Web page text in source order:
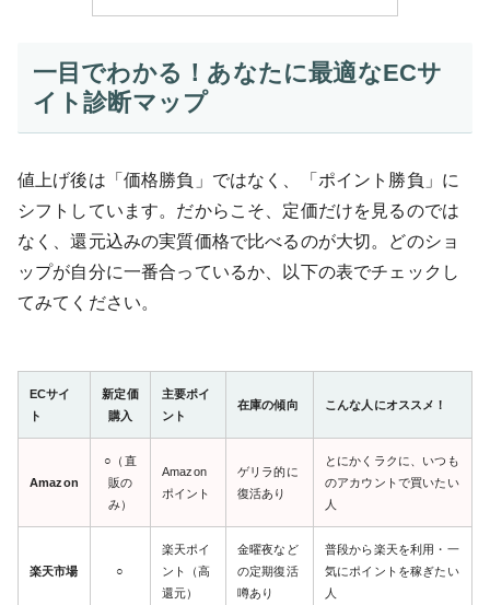
一目でわかる！あなたに最適なECサ
イト診断マップ
値上げ後は「価格勝負」ではなく、「ポイント勝負」に
シフトしています。だからこそ、定価だけを見るのでは
なく、還元込みの実質価格で比べるのが大切。どのショ
ップが自分に一番合っているか、以下の表でチェックし
てみてください。
ECサイ
ト
新定価
購入
主要ポイ
ント
在庫の傾向 こんな人にオススメ！
Amazon
○（直
販の
み）
Amazon
ポイント
ゲリラ的に
復活あり
とにかくラクに、いつも
のアカウントで買いたい
人
楽天市場 ○
楽天ポイ
ント（高
還元）
金曜夜など
の定期復活
噂あり
普段から楽天を利用・一
気にポイントを稼ぎたい
人